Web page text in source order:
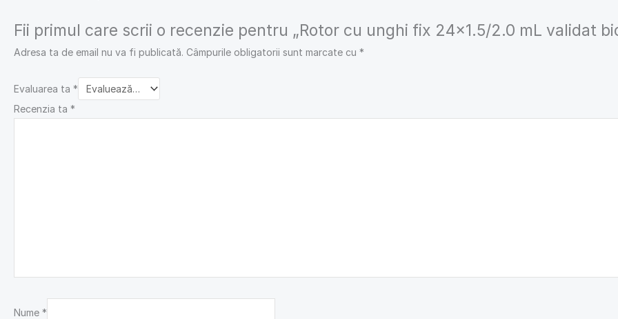
Fii primul care scrii o recenzie pentru „Rotor cu unghi fix 24×1.5/2.0 mL validat
Adresa ta de email nu va fi publicată. Câmpurile obligatorii sunt marcate cu *
Evaluarea ta *
Recenzia ta *
Nume *